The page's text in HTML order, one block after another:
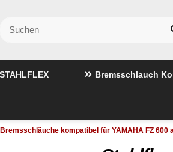
Bremsschlauch
kompatibel für YAMAHA FZ 600